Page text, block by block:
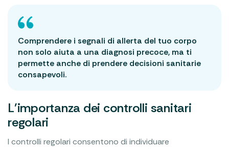
Comprendere i segnali di allerta del tuo corpo
non solo aiuta a una diagnosi precoce, ma ti
permette anche di prendere decisioni sanitarie
consapevoli.
L'importanza dei controlli sanitari
regolari
I controlli regolari consentono di individuare